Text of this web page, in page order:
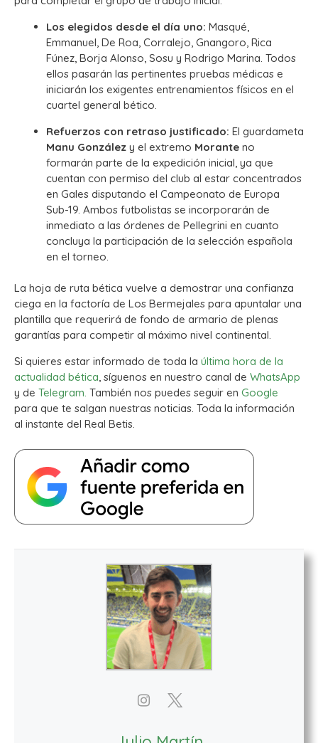
Los elegidos desde el día uno: Masqué,
Emmanuel, De Roa, Corralejo, Gnangoro, Rica
Fúnez, Borja Alonso, Sosu y Rodrigo Marina. Todos
ellos pasarán las pertinentes pruebas médicas e
iniciarán los exigentes entrenamientos físicos en el
cuartel general bético.
Refuerzos con retraso justificado: El guardameta
Manu González y el extremo Morante no
formarán parte de la expedición inicial, ya que
cuentan con permiso del club al estar concentrados
en Gales disputando el Campeonato de Europa
Sub-19. Ambos futbolistas se incorporarán de
inmediato a las órdenes de Pellegrini en cuanto
concluya la participación de la selección española
en el torneo.
La hoja de ruta bética vuelve a demostrar una confianza
ciega en la factoría de Los Bermejales para apuntalar una
plantilla que requerirá de fondo de armario de plenas
garantías para competir al máximo nivel continental.
Si quieres estar informado de toda la última hora de la
actualidad bética, síguenos en nuestro canal de WhatsApp
y de Telegram. También nos puedes seguir en Google
para que te salgan nuestras noticias. Toda la información
al instante del Real Betis.